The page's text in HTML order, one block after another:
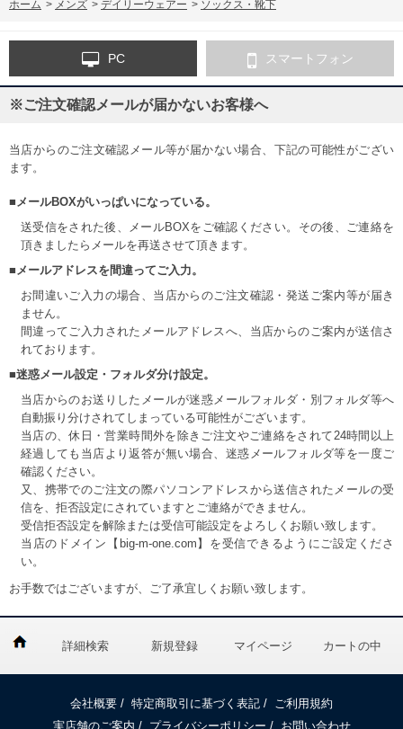
ホーム > メンズ > デイリーウェアー > ソックス・靴下
PC スマートフォン
※ご注文確認メールが届かないお客様へ
当店からのご注文確認メール等が届かない場合、下記の可能性がござい
ます。
■メールBOXがいっぱいになっている。
送受信をされた後、メールBOXをご確認ください。その後、ご連絡を
頂きましたらメールを再送させて頂きます。
■メールアドレスを間違ってご入力。
お間違いご入力の場合、当店からのご注文確認・発送ご案内等が届き
ません。
間違ってご入力されたメールアドレスへ、当店からのご案内が送信さ
れております。
■迷惑メール設定・フォルダ分け設定。
当店からのお送りしたメールが迷惑メールフォルダ・別フォルダ等へ
自動振り分けされてしまっている可能性がございます。
当店の、休日・営業時間外を除きご注文やご連絡をされて24時間以上
経過しても当店より返答が無い場合、迷惑メールフォルダ等を一度ご
確認ください。
又、携帯でのご注文の際パソコンアドレスから送信されたメールの受
信を、拒否設定にされていますとご連絡ができません。
受信拒否設定を解除または受信可能設定をよろしくお願い致します。
当店のドメイン【big-m-one.com】を受信できるようにご設定くださ
い。
お手数ではございますが、ご了承宜しくお願い致します。
詳細検索 新規登録 マイページ カートの中
会社概要 / 特定商取引に基づく表記 / ご利用規約
実店舗のご案内 / プライバシーポリシー / お問い合わせ